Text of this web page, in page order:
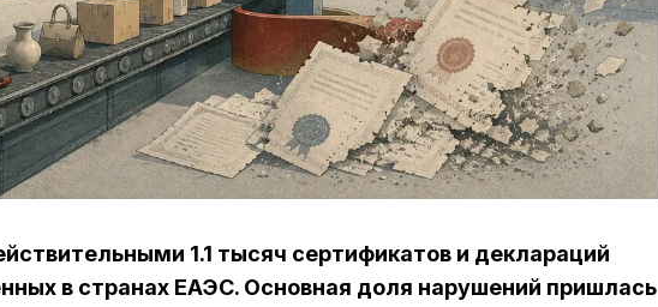
1.1 тысяч сертификатов и деклараций
в странах ЕАЭС. Основная доля нарушений пришлась